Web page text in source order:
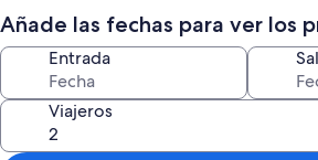
Añade las fechas para ver los
Entrada
Viajeros